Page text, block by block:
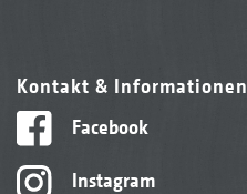
Kontakt & Informationen
Facebook
Instagram